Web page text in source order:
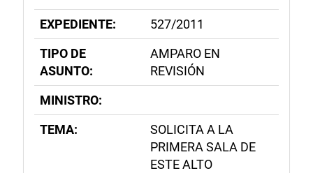
EXPEDIENTE:
527/2011
TIPO DE
ASUNTO:
AMPARO EN
REVISIÓN
MINISTRO:
TEMA:
SOLICITA A LA
PRIMERA SALA DE
ESTE ALTO